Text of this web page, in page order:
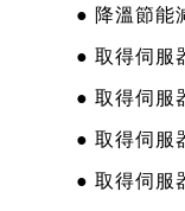
● 降溫節能
● 取得伺服
● 取得伺服
● 取得伺服
● 取得伺服